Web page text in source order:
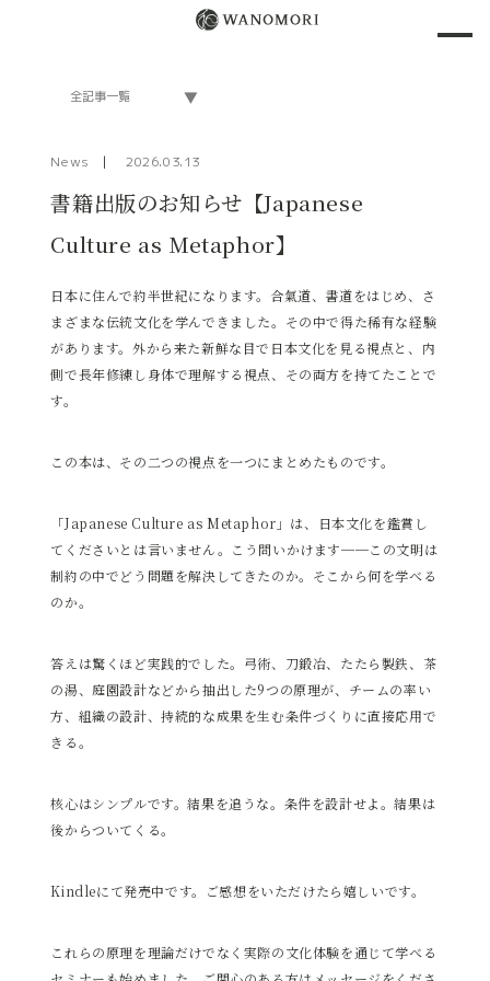
News 2026.03.13
書籍出版のお知らせ【Japanese
Culture as Metaphor】
日本に住んで約半世紀になります。合氣道、書道をはじめ、さ
まざまな伝統文化を学んできました。その中で得た稀有な経験
があります。外から来た新鮮な目で日本文化を見る視点と、内
側で長年修練し身体で理解する視点、その両方を持てたことで
す。
この本は、その二つの視点を一つにまとめたものです。
「Japanese Culture as Metaphor」は、日本文化を鑑賞し
てくださいとは言いません。こう問いかけます──この文明は
制約の中でどう問題を解決してきたのか。そこから何を学べる
のか。
答えは驚くほど実践的でした。弓術、刀鍛冶、たたら製鉄、茶
の湯、庭園設計などから抽出した9つの原理が、チームの率い
方、組織の設計、持続的な成果を生む条件づくりに直接応用で
きる。
核心はシンプルです。結果を追うな。条件を設計せよ。結果は
後からついてくる。
Kindleにて発売中です。ご感想をいただけたら嬉しいです。
これらの原理を理論だけでなく実際の文化体験を通じて学べる